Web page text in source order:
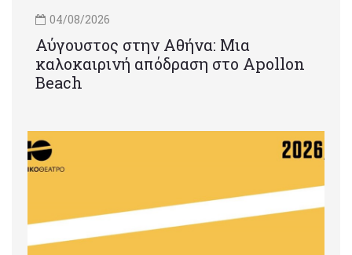
04/08/2026
Αύγουστος στην Αθήνα: Μια
καλοκαιρινή απόδραση στο Apollon
Beach